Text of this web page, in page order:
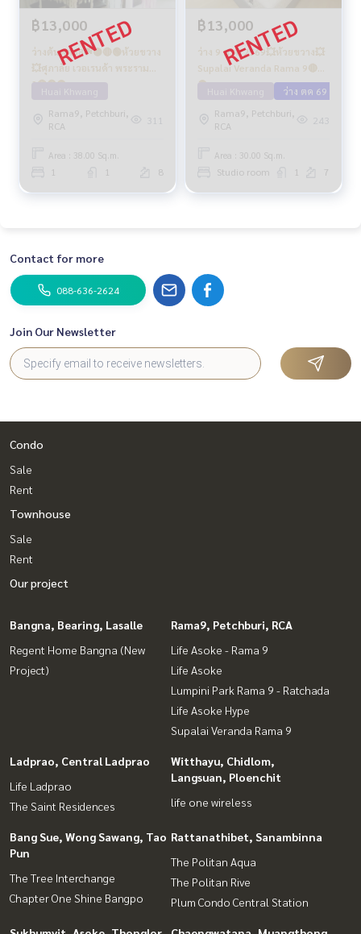
฿13,000
ว่างต้นตค68☘️🟡🔴🟢ห้วยขวาง
💥ศุภาลัย เวอเรนด้า พระราม
9🔴🟢🟡
Rama9, Petchburi,
RCA
Area : 38.00 Sq.m.
1 1 8
฿13,000
ว่าง 9 ต.ค. 2569💥ห้วยขวาง💥
Supalai Veranda Rama 9🔴🟢
🟡
ว่าง ตค 69
Rama9, Petchburi,
RCA
243
Area : 30.00 Sq.m.
Studio room 1 7
Contact for more
088-636-2624
Join Our Newsletter
Condo
Sale
Rent
Townhouse
Sale
Rent
Our project
Bangna, Bearing, Lasalle
Regent Home Bangna (New
Project)
Rama9, Petchburi, RCA
Life Asoke - Rama 9
Life Asoke
Lumpini Park Rama 9 - Ratchada
Life Asoke Hype
Supalai Veranda Rama 9
Ladprao, Central Ladprao
Life Ladprao
The Saint Residences
Witthayu, Chidlom,
Langsuan, Ploenchit
life one wireless
Bang Sue, Wong Sawang, Tao
Pun
The Tree Interchange
Chapter One Shine Bangpo
Rattanathibet, Sanambinna
The Politan Aqua
The Politan Rive
Plum Condo Central Station